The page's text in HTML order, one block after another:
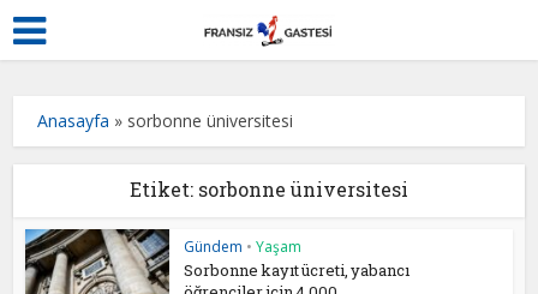
Anasayfa » sorbonne üniversitesi
Etiket: sorbonne üniversitesi
Gündem • Yaşam
Sorbonne kayıt ücreti, yabancı